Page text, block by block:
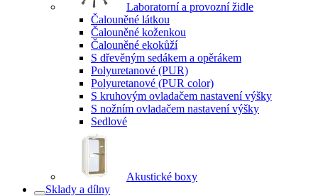
Laboratorní a provozní židle
Čalouněné látkou
Čalouněné koženkou
Čalouněné ekokůží
S dřevěným sedákem a opěrákem
Polyuretanové (PUR)
Polyuretanové (PUR color)
S kruhovým ovladačem nastavení výšky
S nožním ovladačem nastavení výšky
Sedlové
Akustické boxy
Sklady a dílny